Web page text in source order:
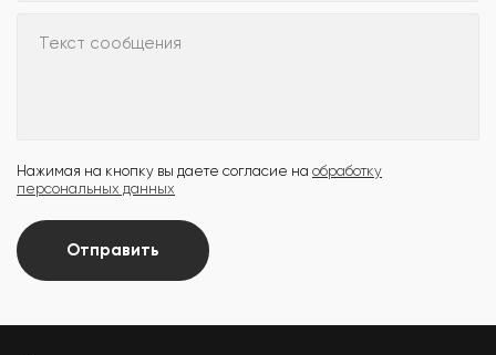
Текст сообщения
Нажимая на кнопку вы даете согласие на обработку
персональных данных
Отправить